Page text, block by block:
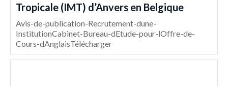
Tropicale (IMT) d’Anvers en Belgique
Avis-de-publication-Recrutement-dune-
InstitutionCabinet-Bureau-dEtude-pour-lOffre-de-
Cours-dAnglaisTélécharger